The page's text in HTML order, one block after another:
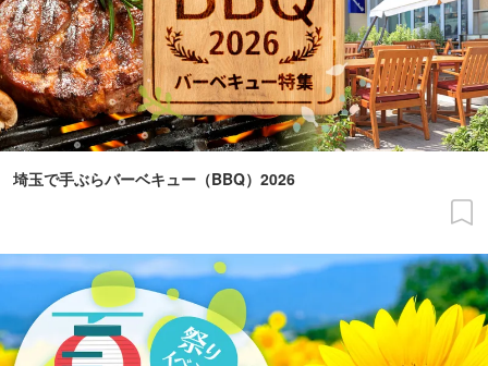
埼玉で手ぶらバーベキュー（BBQ）2026